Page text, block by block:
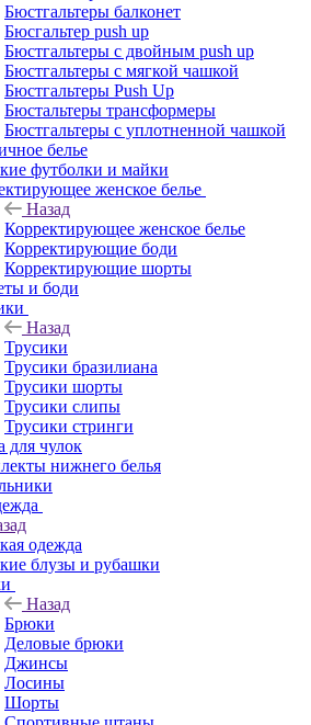
Бюстгальтеры балконет
Бюсгальтер push up
Бюстгальтеры с двойным push up
Бюстгальтеры с мягкой чашкой
Бюстгальтеры Push Up
Бюстальтеры трансформеры
Бюстгальтеры с уплотненной чашкой
белье
футболки и майки
женское белье
Назад
Корректирующее женское белье
Корректирующие боди
Корректирующие шорты
и боди
Назад
Трусики
Трусики бразилиана
Трусики шорты
Трусики слипы
Трусики стринги
для чулок
нижнего белья
одежда
блузы и рубашки
Назад
Брюки
Деловые брюки
Джинсы
Лосины
Шорты